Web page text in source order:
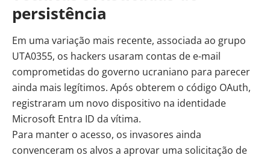
persistência
Em uma variação mais recente, associada ao grupo
UTA0355, os hackers usaram contas de e-mail
comprometidas do governo ucraniano para parecer
ainda mais legítimos. Após obterem o código OAuth,
registraram um novo dispositivo na identidade
Microsoft Entra ID da vítima.
Para manter o acesso, os invasores ainda
convenceram os alvos a aprovar uma solicitação de